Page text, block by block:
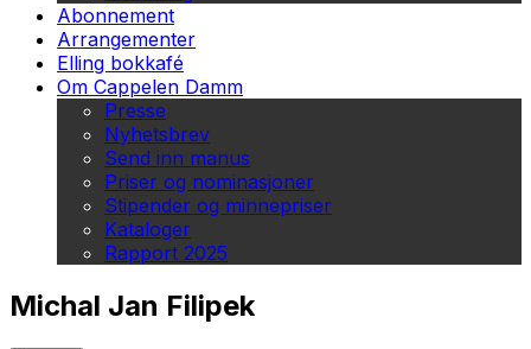
Abonnement
Arrangementer
Elling bokkafé
Om Cappelen Damm
Presse
Nyhetsbrev
Send inn manus
Priser og nominasjoner
Stipender og minnepriser
Kataloger
Rapport 2025
Michal Jan Filipek